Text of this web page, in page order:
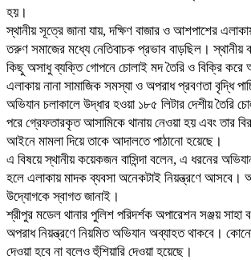
হয়।
স্থানীয় সূত্রে জানা যায়, দক্ষিণ বাজার ও আশপাশের
তরুণ সমাজের মধ্যে নেতিবাচক প্রভাব বাড়ছিল। স্থানীয়
কিছু অসাধু ব্যক্তি গোপনে চোলাই মদ তৈরি ও বিক্রি
এলাকায় নানা সামাজিক সমস্যা ও অপরাধ প্রবণতা বৃদ্ধি
অভিযান চলাকালে উদ্ধার হওয়া ১৮৫ লিটার দেশীয় তৈরি
পরে গ্রেফতারকৃত আসামিকে থানায় নেওয়া হয় এবং তার
আইনে মামলা দিয়ে তাকে আদালতে পাঠানো হয়েছে।
এ বিষয়ে স্থানীয় কয়েকজন বাসিন্দা বলেন, এ ধরনের
হলে এলাকায় মাদক ব্যবসা অনেকটাই নিয়ন্ত্রণে আসবে।
উদ্যোগকে স্বাগত জানাই।
শ্রীপুর মডেল থানার পুলিশ পরিদর্শক অপারেশন সঞ্জয় সাহা
অপরাধ নিয়ন্ত্রণে নিয়মিত অভিযান অব্যাহত থাকবে।
দেওয়া হবে না বলেও হুঁশিয়ারি দেওয়া হয়েছে।